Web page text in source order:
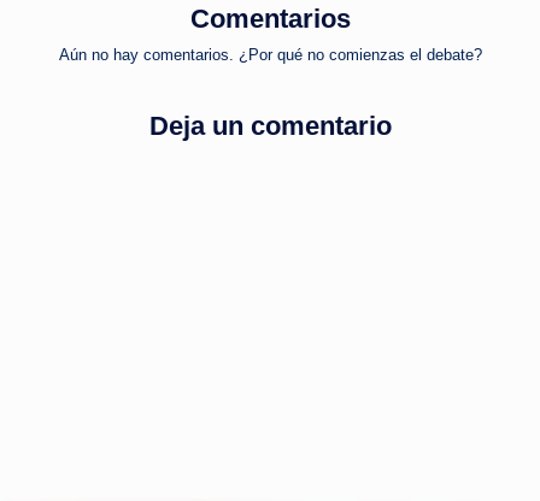
Comentarios
Aún no hay comentarios. ¿Por qué no comienzas el debate?
Deja un comentario